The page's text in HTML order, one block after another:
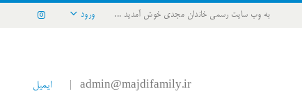
به وب سایت رسمی خاندان مجدی خوش آمدید ... ورود
admin@majdifamily.ir ایمیل